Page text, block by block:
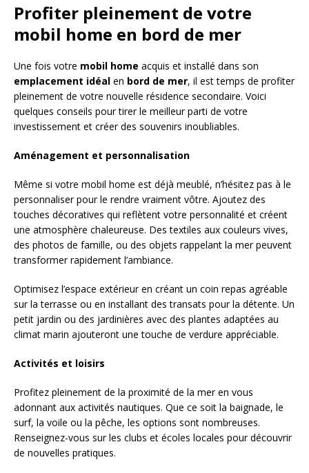
Profiter pleinement de votre
mobil home en bord de mer
Une fois votre mobil home acquis et installé dans son
emplacement idéal en bord de mer, il est temps de profiter
pleinement de votre nouvelle résidence secondaire. Voici
quelques conseils pour tirer le meilleur parti de votre
investissement et créer des souvenirs inoubliables.
Aménagement et personnalisation
Même si votre mobil home est déjà meublé, n’hésitez pas à le
personnaliser pour le rendre vraiment vôtre. Ajoutez des
touches décoratives qui reflètent votre personnalité et créent
une atmosphère chaleureuse. Des textiles aux couleurs vives,
des photos de famille, ou des objets rappelant la mer peuvent
transformer rapidement l’ambiance.
Optimisez l’espace extérieur en créant un coin repas agréable
sur la terrasse ou en installant des transats pour la détente. Un
petit jardin ou des jardinières avec des plantes adaptées au
climat marin ajouteront une touche de verdure appréciable.
Activités et loisirs
Profitez pleinement de la proximité de la mer en vous
adonnant aux activités nautiques. Que ce soit la baignade, le
surf, la voile ou la pêche, les options sont nombreuses.
Renseignez-vous sur les clubs et écoles locales pour découvrir
de nouvelles pratiques.